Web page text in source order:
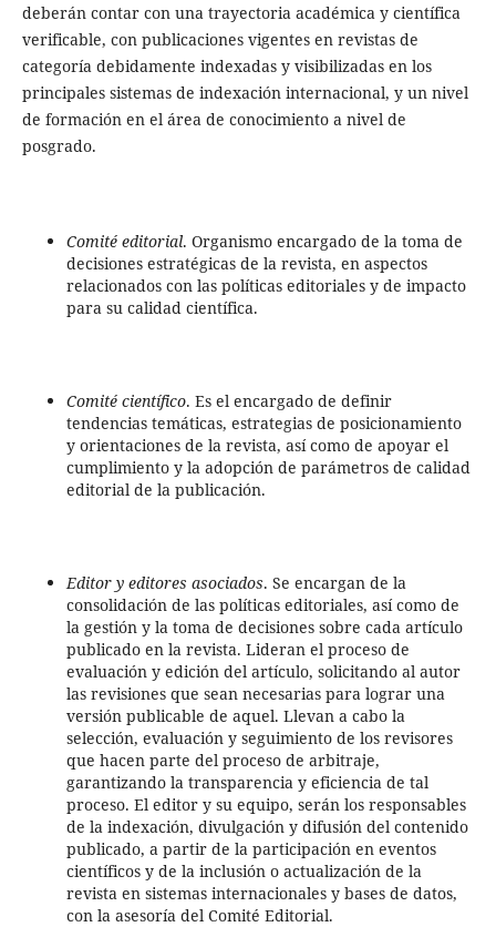
deberán contar con una trayectoria académica y científica
verificable, con publicaciones vigentes en revistas de
categoría debidamente indexadas y visibilizadas en los
principales sistemas de indexación internacional, y un nivel
de formación en el área de conocimiento a nivel de
posgrado.
Comité editorial. Organismo encargado de la toma de
decisiones estratégicas de la revista, en aspectos
relacionados con las políticas editoriales y de impacto
para su calidad científica.
Comité científico. Es el encargado de definir
tendencias temáticas, estrategias de posicionamiento
y orientaciones de la revista, así como de apoyar el
cumplimiento y la adopción de parámetros de calidad
editorial de la publicación.
Editor y editores asociados. Se encargan de la
consolidación de las políticas editoriales, así como de
la gestión y la toma de decisiones sobre cada artículo
publicado en la revista. Lideran el proceso de
evaluación y edición del artículo, solicitando al autor
las revisiones que sean necesarias para lograr una
versión publicable de aquel. Llevan a cabo la
selección, evaluación y seguimiento de los revisores
que hacen parte del proceso de arbitraje,
garantizando la transparencia y eficiencia de tal
proceso. El editor y su equipo, serán los responsables
de la indexación, divulgación y difusión del contenido
publicado, a partir de la participación en eventos
científicos y de la inclusión o actualización de la
revista en sistemas internacionales y bases de datos,
con la asesoría del Comité Editorial.